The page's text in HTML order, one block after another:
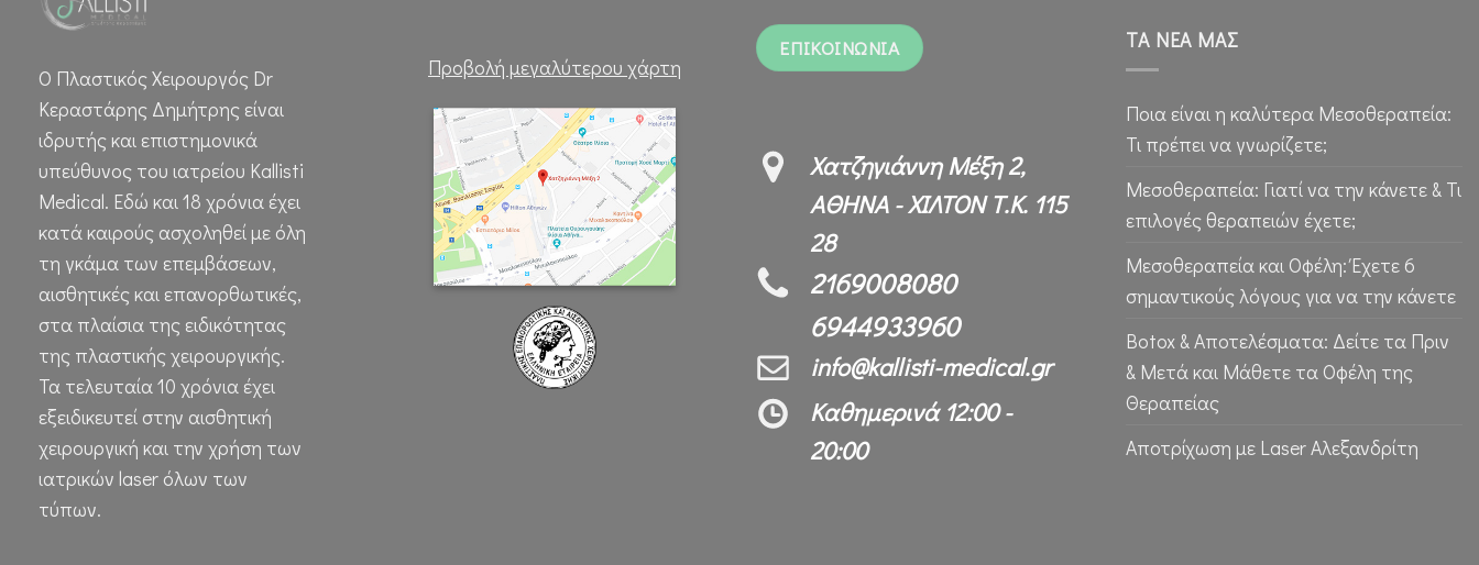
Ο Πλαστικός Χειρουργός Dr
Κεραστάρης Δημήτρης είναι
ιδρυτής και επιστημονικά
υπεύθυνος του ιατρείου Kallisti
Medical. Εδώ και 18 χρόνια έχει
κατά καιρούς ασχοληθεί με όλη
τη γκάμα των επεμβάσεων,
αισθητικές και επανορθωτικές,
στα πλαίσια της ειδικότητας
της πλαστικής χειρουργικής.
Τα τελευταία 10 χρόνια έχει
εξειδικευτεί στην αισθητική
χειρουργική και την χρήση των
ιατρικών laser όλων των
τύπων.
Προβολή μεγαλύτερου χάρτη
ΕΠΙΚΟΙΝΩΝΙΑ
Χατζηγιάννη Μέξη 2,
ΑΘΗΝΑ - ΧΙΛΤΟΝ Τ.Κ. 115
28
2169008080
6944933960
info@kallisti-medical.gr
Καθημερινά 12:00 -
20:00
ΤΑ ΝΕΑ ΜΑΣ
Ποια είναι η καλύτερα Μεσοθεραπεία:
Τι πρέπει να γνωρίζετε;
Μεσοθεραπεία: Γιατί να την κάνετε & Τι
επιλογές θεραπειών έχετε;
Μεσοθεραπεία και Οφέλη: Έχετε 6
σημαντικούς λόγους για να την κάνετε
Botox & Αποτελέσματα: Δείτε τα Πριν
& Μετά και Μάθετε τα Οφέλη της
Θεραπείας
Αποτρίχωση με Laser Αλεξανδρίτη